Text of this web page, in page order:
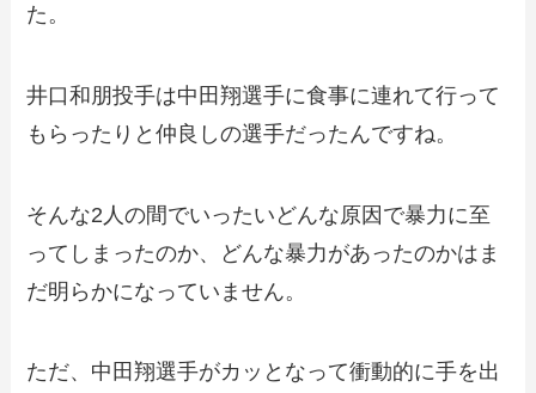
た。
井口和朋投手は中田翔選手に食事に連れて行って
もらったりと仲良しの選手だったんですね。
そんな2人の間でいったいどんな原因で暴力に至
ってしまったのか、どんな暴力があったのかはま
だ明らかになっていません。
ただ、中田翔選手がカッとなって衝動的に手を出